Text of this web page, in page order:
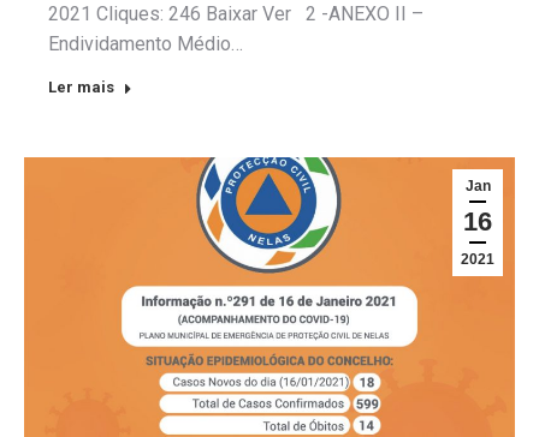
2021 Cliques: 246 Baixar Ver 2 -ANEXO II –
Endividamento Médio…
Ler mais
Jan
16
2021